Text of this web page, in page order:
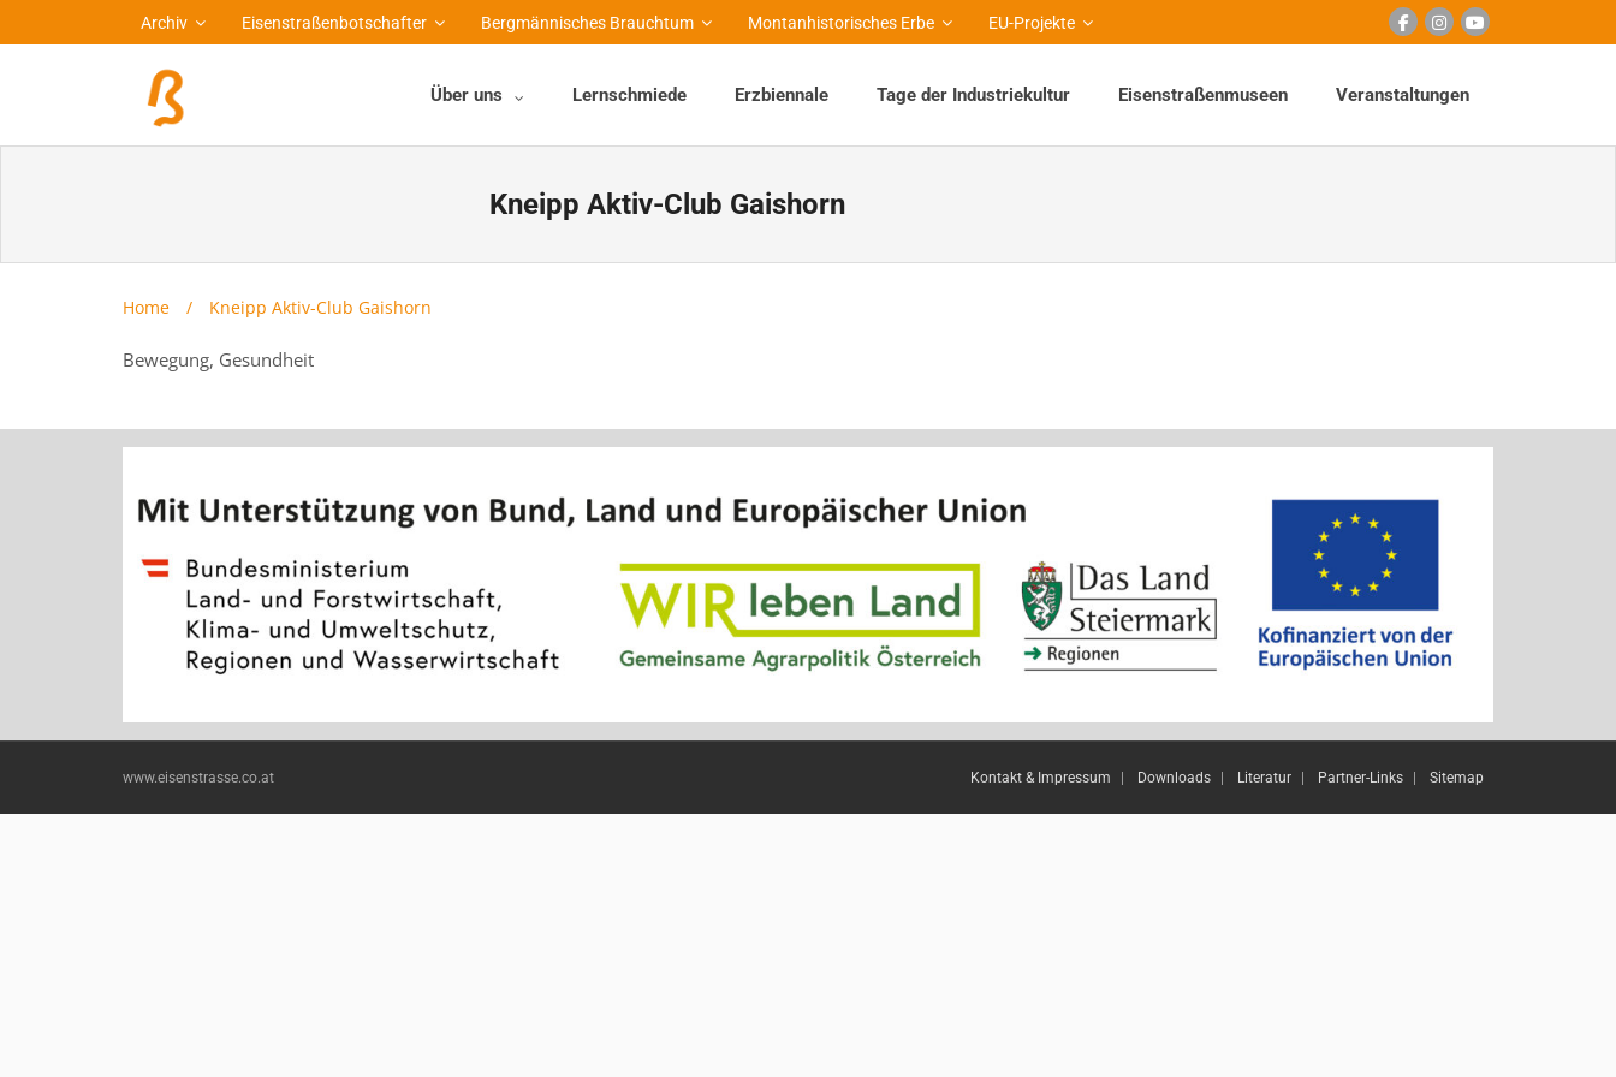
Archiv Eisenstraßenbotschafter Bergmännisches Brauchtum Montanhistorisches Erbe EU-Projekte
Über uns Lernschmiede Erzbiennale Tage der Industriekultur Eisenstraßenmuseen Veranstaltungen
Kneipp Aktiv-Club Gaishorn
Home / Kneipp Aktiv-Club Gaishorn
Bewegung, Gesundheit
www.eisenstrasse.co.at Kontakt & Impressum Downloads Literatur Partner-Links Sitemap